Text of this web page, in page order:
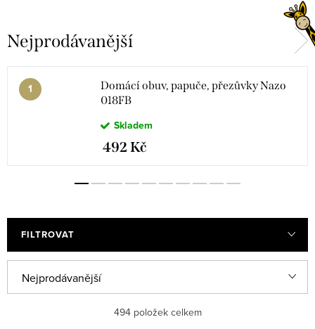
Zimní boty
Nejprodávanější
Domácí obuv, papuče, přezůvky Nazo
018FB
Skladem
492 Kč
FILTROVAT
a
Nejprodávanější
494položek celkem